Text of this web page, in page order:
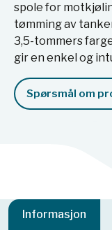
spole for
tømming av
3,5-tommers
gir en enkel og
Spørsmål om
Informasjon